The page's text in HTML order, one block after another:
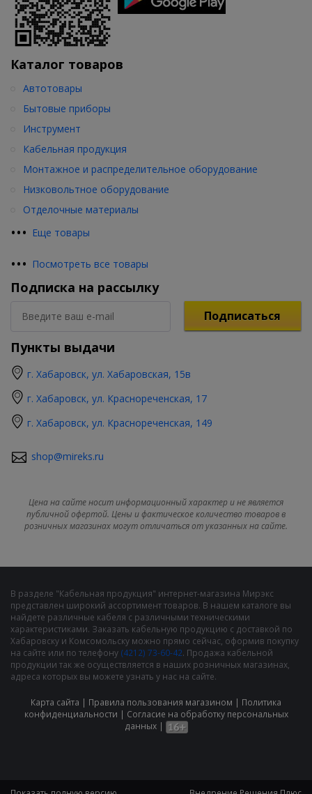
Каталог товаров
••• Еще товары
Автотовары
Бытовые приборы
Инструмент
Кабельная продукция
Монтажное и распределительное оборудование
Низковольтное оборудование
Отделочные материалы
••• Посмотреть все товары
Подписка на рассылку
Подписаться
Пункты выдачи
г. Хабаровск, ул. Хабаровская, 15в
г. Хабаровск, ул. Краснореченская, 17
г. Хабаровск, ул. Краснореченская, 149
shop@mireks.ru
Цена на сайте носит информационный характер и не является
публичной офертой. Цены и фактическое количество товаров в
розничных магазинах могут отличаться от указанных на сайте.
В разделе "Кабельная продукция" интернет-магазина Мирэкс
представлен широкий ассортимент товаров. В нашем каталоге вы
найдете различные кабеля с различными техническими
характеристиками. Заказать кабельную продукцию с доставкой по
Хабаровску и Комсомольску можно прямо сейчас, оформив покупку
на сайте или по телефону (4212) 73-60-42. Продажа кабельной
продукции так же осуществляется в наших розничных магазинах,
адреса которых вы можете узнать у нас на сайте.
Карта сайта | Правила пользования магазином | Политика
конфиденциальности | Cогласие на обработку персональных
данных|